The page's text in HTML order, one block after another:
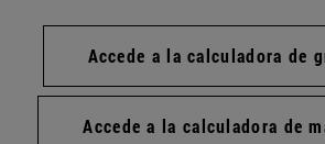
Accede a la calculadora de
Accede a la calculadora de